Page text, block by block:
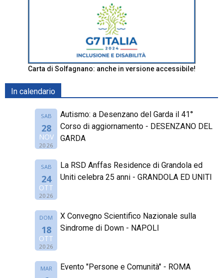
Carta di Solfagnano: anche in versione accessibile!
In calendario
SAB
28
NOV
2026
Autismo: a Desenzano del Garda il 41°
Corso di aggiornamento - DESENZANO DEL
GARDA
SAB
24
OTT
2026
La RSD Anffas Residence di Grandola ed
Uniti celebra 25 anni - GRANDOLA ED UNITI
DOM
18
OTT
2026
X Convegno Scientifico Nazionale sulla
Sindrome di Down - NAPOLI
MAR Evento "Persone e Comunità" - ROMA